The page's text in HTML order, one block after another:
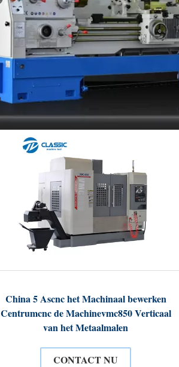
China 5 Ascnc het Machinaal bewerken
Centrumcnc de Machinevmc850 Verticaal
van het Metaalmalen
CONTACT NU